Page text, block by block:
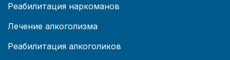
Реабилитация наркоманов
Лечение алкоголизма
Реабилитация алкоголиков